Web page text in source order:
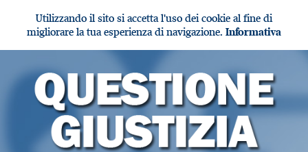
Utilizzando il sito si accetta l'uso dei cookie al fine di
migliorare la tua esperienza di navigazione. Informativa